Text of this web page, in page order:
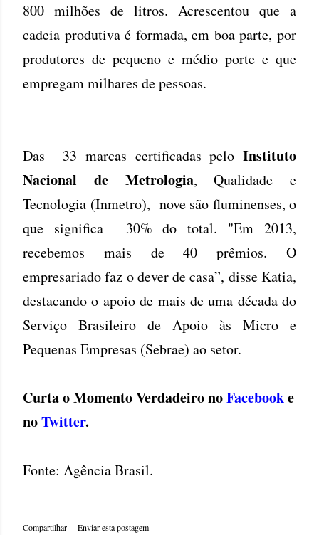
800 milhões de litros. Acrescentou que a
cadeia produtiva é formada, em boa parte, por
produtores de pequeno e médio porte e que
empregam milhares de pessoas.
Das 33 marcas certificadas pelo Instituto
Nacional de Metrologia, Qualidade e
Tecnologia (Inmetro), nove são fluminenses, o
que significa 30% do total. "Em 2013,
recebemos mais de 40 prêmios. O
empresariado faz o dever de casa”, disse Katia,
destacando o apoio de mais de uma década do
Serviço Brasileiro de Apoio às Micro e
Pequenas Empresas (Sebrae) ao setor.
Curta o Momento Verdadeiro noFacebooke
noTwitter.
Fonte: Agência Brasil.
Compartilhar
Enviar esta postagem